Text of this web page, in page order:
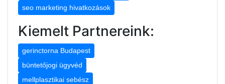
seo marketing hivatkozások
Kiemelt Partnereink:
gerinctorna Budapest
büntetőjogi ügyvéd
mellplasztikai sebész